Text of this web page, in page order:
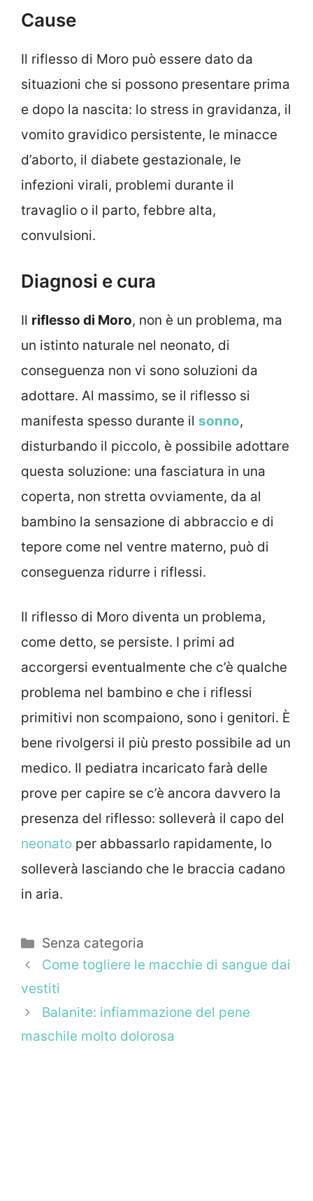
Cause
Il riflesso di Moro può essere dato da
situazioni che si possono presentare prima
e dopo la nascita: lo stress in gravidanza, il
vomito gravidico persistente, le minacce
d’aborto, il diabete gestazionale, le
infezioni virali, problemi durante il
travaglio o il parto, febbre alta,
convulsioni.
Diagnosi e cura
Il riflesso di Moro, non è un problema, ma
un istinto naturale nel neonato, di
conseguenza non vi sono soluzioni da
adottare. Al massimo, se il riflesso si
manifesta spesso durante il sonno,
disturbando il piccolo, è possibile adottare
questa soluzione: una fasciatura in una
coperta, non stretta ovviamente, da al
bambino la sensazione di abbraccio e di
tepore come nel ventre materno, può di
conseguenza ridurre i riflessi.
Il riflesso di Moro diventa un problema,
come detto, se persiste. I primi ad
accorgersi eventualmente che c’è qualche
problema nel bambino e che i riflessi
primitivi non scompaiono, sono i genitori. È
bene rivolgersi il più presto possibile ad un
medico. Il pediatra incaricato farà delle
prove per capire se c’è ancora davvero la
presenza del riflesso: solleverà il capo del
neonato per abbassarlo rapidamente, lo
solleverà lasciando che le braccia cadano
in aria.
Categorie
Senza categoria
Come togliere le macchie di sangue dai
vestiti
Balanite: infiammazione del pene
maschile molto dolorosa